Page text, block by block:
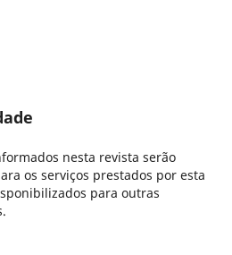
nesta revista serão
os serviços prestados por esta
para outras